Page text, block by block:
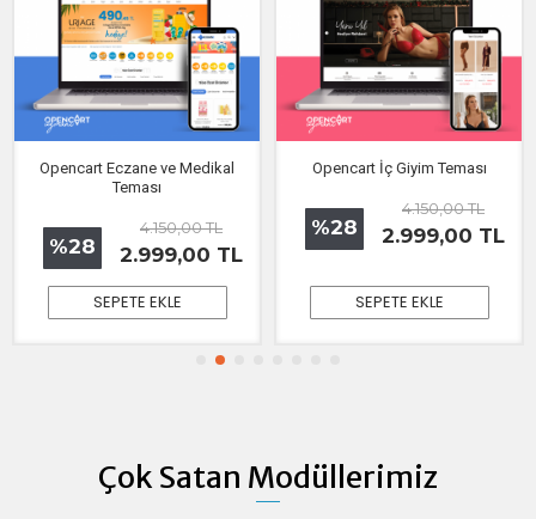
Opencart Eczane ve Medikal
Teması
%28
4.150,00 TL
2.999,00 TL
SEPETE EKLE
Opencart İç Giyim Teması
%28
4.150,00 TL
2.999,00 TL
SEPETE EKLE
Çok Satan Modüllerimiz